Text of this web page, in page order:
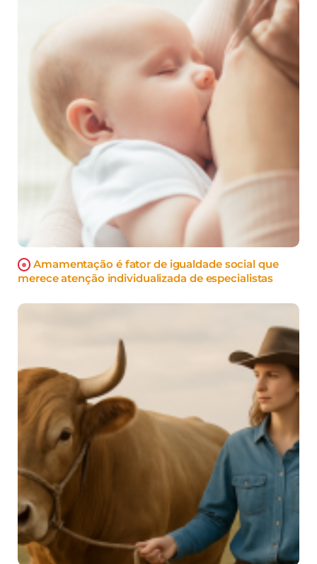
Amamentação é fator de igualdade social que
merece atenção individualizada de especialistas